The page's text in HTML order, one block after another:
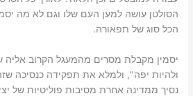
הסולטן עושה למען העם שלו וגם לא מה
הכל סוג של תפאורה.
יסמין מקבלת מסרים מהמעגל הקרוב אליה
ולהיות יפה", ולמלא את תפקידה כנסיכה
נסיך ממדינה אחרת מסיבות פוליטיות של